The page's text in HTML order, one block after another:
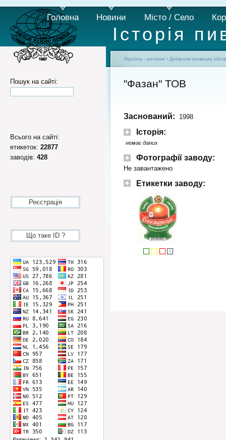
Історія
Головна Новини Місто / Село
Пошук на сайті:
Всього на сайті:
етикеток: 22877
заводів: 428
Реєстрація
Що таке ID ?
Україна - регіони › Дніпропетровська
"Фазан" ТОВ
Заснований: 1998
Історія:
немає даних
Фотографії заводу:
Не завантажено
Етикетки заводу:
i